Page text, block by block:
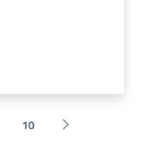
10 Successiva »